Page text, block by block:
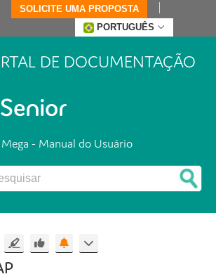
SOLICITE UMA PROPOSTA
PORTUGUÊS
DE DOCUMENTAÇÃO
Mega - Manual do Usuário